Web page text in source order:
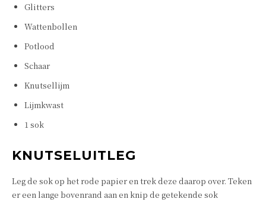
Glitters
Wattenbollen
Potlood
Schaar
Knutsellijm
Lijmkwast
1 sok
KNUTSELUITLEG
Leg de sok op het rode papier en trek deze daarop over. Teken
er een lange bovenrand aan en knip de getekende sok